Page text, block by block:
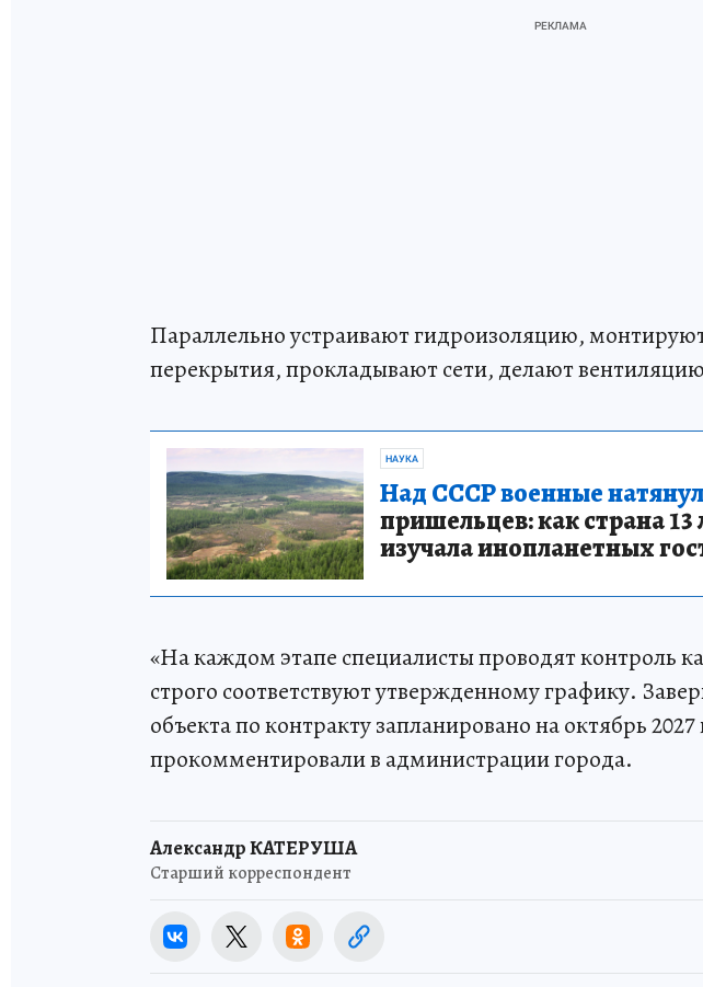
Параллельно устраивают гидроизоляцию,
перекрытия, прокладывают сети, делают
НАУКА
Над СССР военные
пришельцев: как страна 13
изучала инопланетных
«На каждом этапе специалисты проводят контроль
строго соответствуют утвержденному графику.
объекта по контракту запланировано на октябрь 2027
прокомментировали в администрации города.
Александр КАТЕРУША
Старший корреспондент